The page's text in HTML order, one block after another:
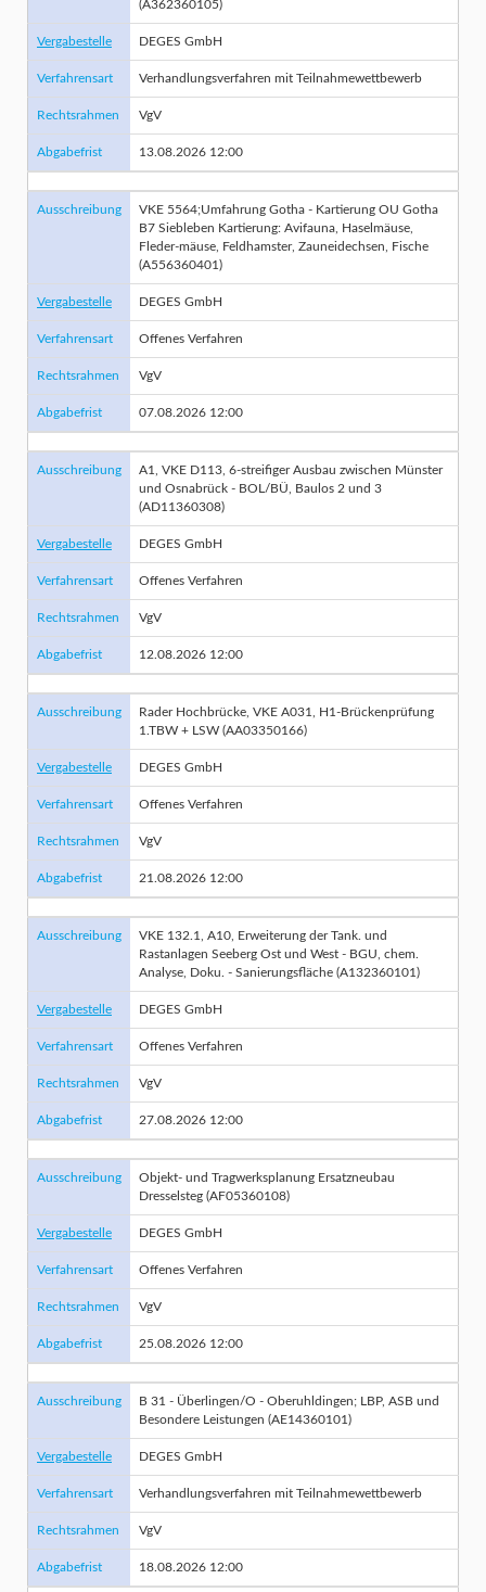
(A362360105)
Vergabestelle DEGES GmbH
Verfahrensart Verhandlungsverfahren mit Teilnahmewettbewerb
Rechtsrahmen VgV
Abgabefrist 13.08.2026 12:00
Ausschreibung
VKE 5564;Umfahrung Gotha - Kartierung OU Gotha
B7 Siebleben Kartierung: Avifauna, Haselmäuse,
Fleder-mäuse, Feldhamster, Zauneidechsen, Fische
(A556360401)
Vergabestelle DEGES GmbH
Verfahrensart Offenes Verfahren
Rechtsrahmen VgV
Abgabefrist 07.08.2026 12:00
Ausschreibung
A1, VKE D113, 6-streifiger Ausbau zwischen Münster
und Osnabrück - BOL/BÜ, Baulos 2 und 3
(AD11360308)
Vergabestelle DEGES GmbH
Verfahrensart Offenes Verfahren
Rechtsrahmen VgV
Abgabefrist 12.08.2026 12:00
Ausschreibung
Rader Hochbrücke, VKE A031, H1-Brückenprüfung
1.TBW + LSW (AA03350166)
Vergabestelle DEGES GmbH
Verfahrensart Offenes Verfahren
Rechtsrahmen VgV
Abgabefrist 21.08.2026 12:00
Ausschreibung
VKE 132.1, A10, Erweiterung der Tank. und
Rastanlagen Seeberg Ost und West - BGU, chem.
Analyse, Doku. - Sanierungsfläche (A132360101)
Vergabestelle DEGES GmbH
Verfahrensart Offenes Verfahren
Rechtsrahmen VgV
Abgabefrist 27.08.2026 12:00
Ausschreibung
Objekt- und Tragwerksplanung Ersatzneubau
Dresselsteg (AF05360108)
Vergabestelle DEGES GmbH
Verfahrensart Offenes Verfahren
Rechtsrahmen VgV
Abgabefrist 25.08.2026 12:00
Ausschreibung
B 31 - Überlingen/O - Oberuhldingen; LBP, ASB und
Besondere Leistungen (AE14360101)
Vergabestelle DEGES GmbH
Verfahrensart Verhandlungsverfahren mit Teilnahmewettbewerb
Rechtsrahmen VgV
Abgabefrist 18.08.2026 12:00